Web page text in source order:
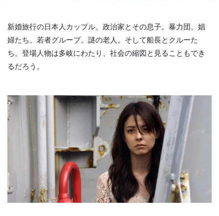
新婚旅行の日本人カップル。政治家とその息子。暴力団。娼
婦たち。若者グループ。謎の老人。そして船長とクルーた
ち。登場人物は多岐にわたり、社会の縮図と見ることもでき
るだろう。